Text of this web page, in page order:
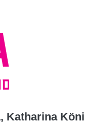
Katharina